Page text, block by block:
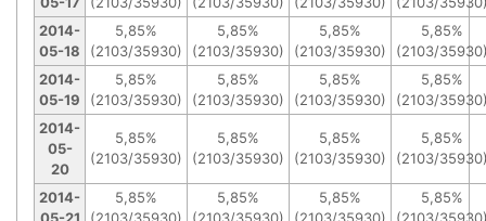
2014-
05-18
5,85%
(2103/35930)
5,85%
(2103/35930)
5,85%
(2103/35930)
5,85%
(2103/
2014-
05-19
5,85%
(2103/35930)
5,85%
(2103/35930)
5,85%
(2103/35930)
5,85%
(2103/
2014-
05-
20
5,85%
(2103/35930)
5,85%
(2103/35930)
5,85%
(2103/35930)
5,85%
(2103/
2014-
05-21
5,85%
(2103/35930)
5,85%
(2103/35930)
5,85%
(2103/35930)
5,85%
(2103/